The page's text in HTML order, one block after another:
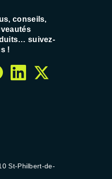
St-Philbert-de-
conseils,
suivez-
!
linkedin
twitter